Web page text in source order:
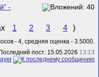
-
1 2 3 4 )
пост: 15.05.2026 13:13